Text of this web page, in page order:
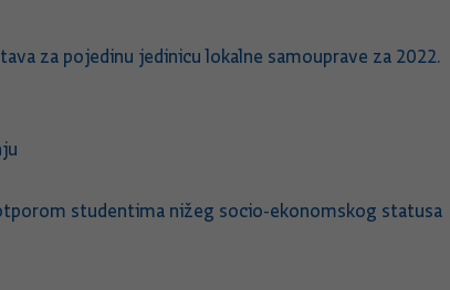
za pojedinu jedinicu lokalne samouprave za 2022.
studentima nižeg socio-ekonomskog statusa